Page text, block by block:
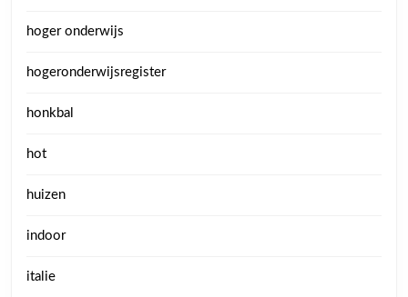
hoger onderwijs
hogeronderwijsregister
honkbal
hot
huizen
indoor
italie